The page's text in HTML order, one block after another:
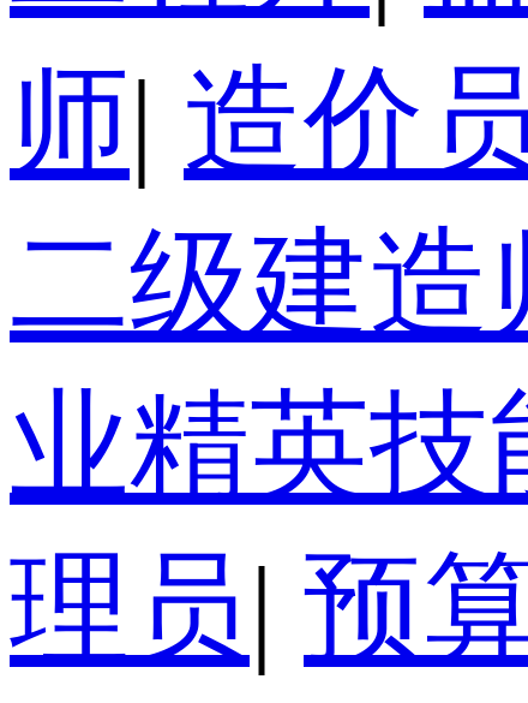
师| 造价
二级建
业精英技
理员| 预